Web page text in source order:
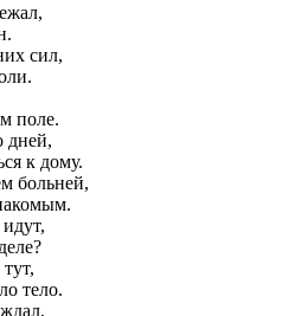
сил,
поле.
дней,
к дому.
больней,
тело.